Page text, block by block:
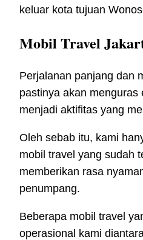
keluar kota tujuan
Mobil Travel
Perjalanan panjang dan
pastinya akan menguras
menjadi aktifitas yang
Oleh sebab itu, kami
mobil travel yang sudah
memberikan rasa
penumpang.
Beberapa mobil travel
operasional kami